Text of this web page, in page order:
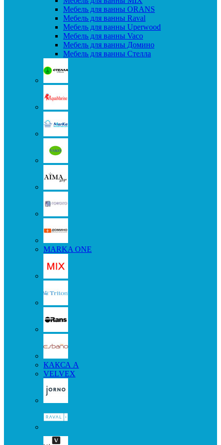
Мебель для ванны ORANS
Мебель для ванны Raval
Мебель для ванны Uperwood
Мебель для ванны Vaco
Мебель для ванны Домино
Мебель для ванны Стелла
MARKA ONE
КАКСА А
VELVEX